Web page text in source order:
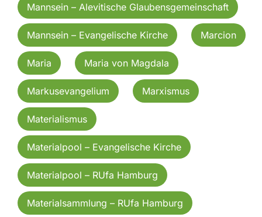
Mannsein – Alevitische Glaubensgemeinschaft
Mannsein – Evangelische Kirche Marcion
Maria Maria von Magdala
Markusevangelium Marxismus
Materialismus
Materialpool – Evangelische Kirche
Materialpool – RUfa Hamburg
Materialsammlung – RUfa Hamburg